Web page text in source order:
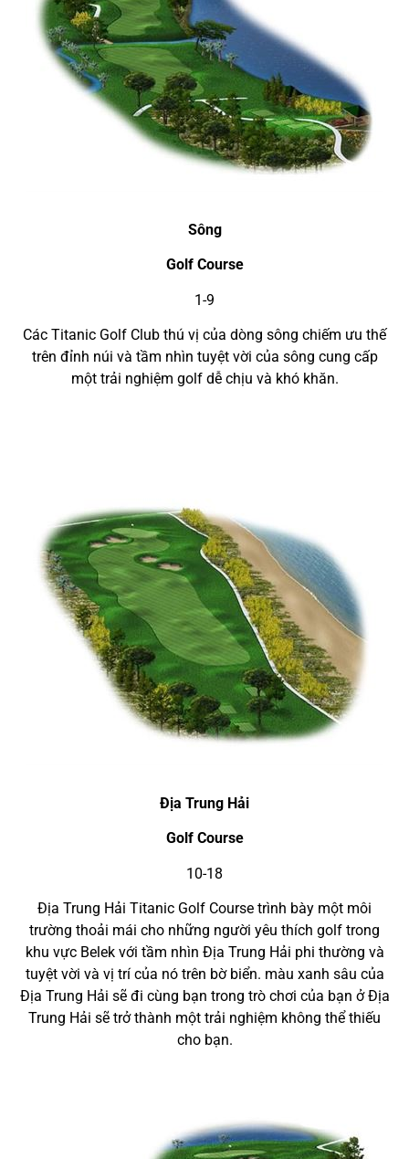
Sông
Golf Course
1-9
Các Titanic Golf Club thú vị của dòng sông chiếm ưu thế
trên đỉnh núi và tầm nhìn tuyệt vời của sông cung cấp
một trải nghiệm golf dễ chịu và khó khăn.
Địa Trung Hải
Golf Course
10-18
Địa Trung Hải Titanic Golf Course trình bày một môi
trường thoải mái cho những người yêu thích golf trong
khu vực Belek với tầm nhìn Địa Trung Hải phi thường và
tuyệt vời và vị trí của nó trên bờ biển. màu xanh sâu của
Địa Trung Hải sẽ đi cùng bạn trong trò chơi của bạn ở Địa
Trung Hải sẽ trở thành một trải nghiệm không thể thiếu
cho bạn.